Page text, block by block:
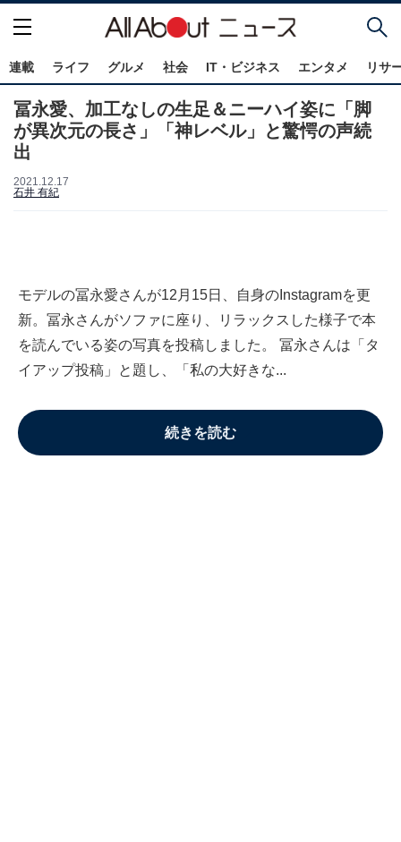
連載 ライフ グルメ 社会 IT・ビジネス エンタメ リサ
冨永愛、加工なしの生足＆ニーハイ姿に「脚
が異次元の長さ」「神レベル」と驚愕の声続
出
2021.12.17
石井 有紀
モデルの冨永愛さんが12月15日、自身のInstagramを更
新。冨永さんがソファに座り、リラックスした様子で本
を読んでいる姿の写真を投稿しました。 冨永さんは「タ
イアップ投稿」と題し、「私の大好きな...
続きを読む